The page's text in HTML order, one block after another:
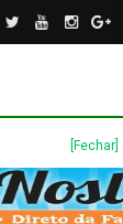
[Fechar]